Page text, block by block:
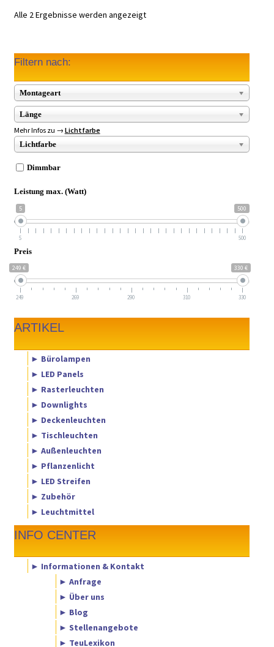
Alle 2 Ergebnisse werden angezeigt
Filtern nach:
Montageart
Länge
Mehr Infos zu → Lichtfarbe
Lichtfarbe
Dimmbar
Leistung max. (Watt)
5 500
5 500
Preis
249 € 330 €
249 269 290 310 330
ARTIKEL
► Bürolampen
► LED Panels
► Rasterleuchten
► Downlights
► Deckenleuchten
► Tischleuchten
► Außenleuchten
► Pflanzenlicht
► LED Streifen
► Zubehör
► Leuchtmittel
INFO CENTER
► Informationen & Kontakt
► Anfrage
► Über uns
► Blog
► Stellenangebote
► TeuLexikon